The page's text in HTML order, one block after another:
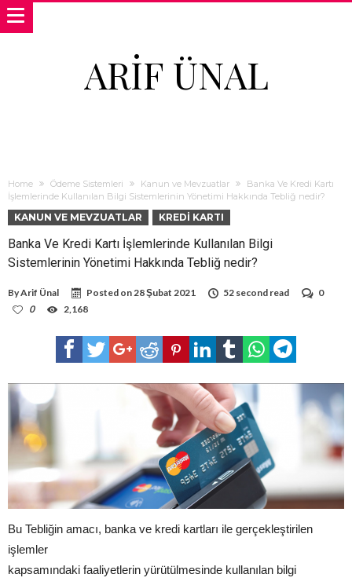
ARIF ÜNAL
Home Ödeme Sistemleri Kanun ve Mevzuatlar
Banka Ve Kredi Kartı
İşlemlerinde Kullanılan Bilgi Sistemlerinin Yönetimi Hakkında Tebliğ nedir?
KANUN VE MEVZUATLAR KREDI KARTI
Banka Ve Kredi Kartı İşlemlerinde Kullanılan Bilgi
Sistemlerinin Yönetimi Hakkında Tebliğ nedir?
ByArif Ünal Posted on28 Şubat 2021 52 second read
0
0
2,168
Bu Tebliğin amacı, banka ve kredi kartları ile gerçekleştirilen
işlemler
kapsamındaki faaliyetlerin yürütülmesinde kullanılan bilgi